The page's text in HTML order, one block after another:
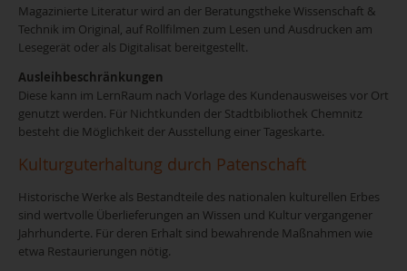
Magazinierte Literatur wird an der Beratungstheke Wissenschaft &
Technik im Original, auf Rollfilmen zum Lesen und Ausdrucken am
Lesegerät oder als Digitalisat bereitgestellt.
Ausleihbeschränkungen
Diese kann im LernRaum nach Vorlage des Kundenausweises vor Ort
genutzt werden. Für Nichtkunden der Stadtbibliothek Chemnitz
besteht die Möglichkeit der Ausstellung einer Tageskarte.
Kulturguterhaltung durch Patenschaft
Historische Werke als Bestandteile des nationalen kulturellen Erbes
sind wertvolle Überlieferungen an Wissen und Kultur vergangener
Jahrhunderte. Für deren Erhalt sind bewahrende Maßnahmen wie
etwa Restaurierungen nötig.